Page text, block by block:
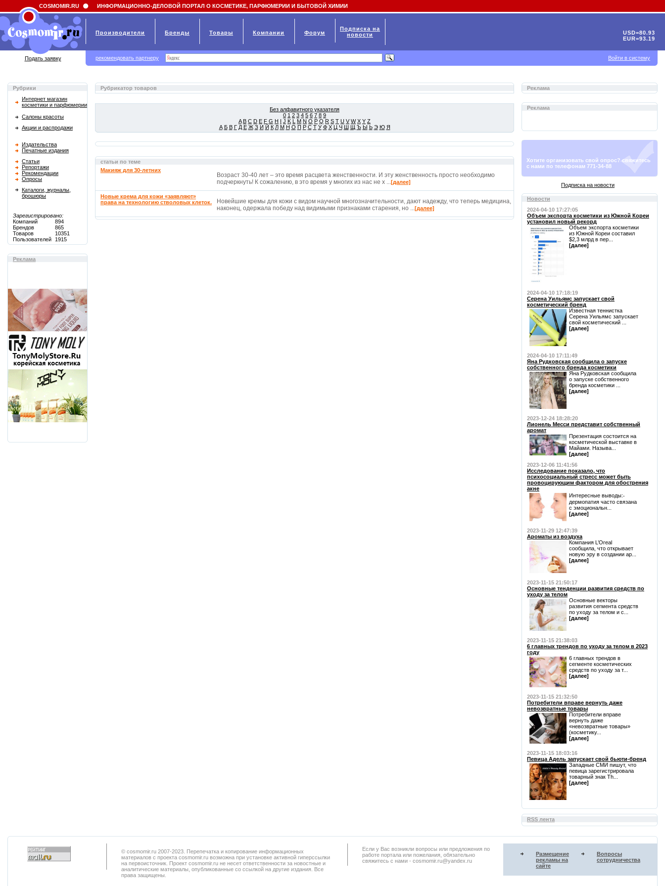
Field 'news_title' doesn't have a default value
Рубрики
Интернет магазин
косметики и парфюмерии
Салоны красоты
Акции и распродажи
Издательства
Печатные издания
Статьи
Репортажи
Рекомендации
Опросы
Каталоги, журналы,
брошюры
Зарегистрировано:
Компаний
894
Брендов
865
Товаров
10351
Пользователей
1915
Реклама
Рубрикатор товаров
Без алфавитного указателя
0 1 2 3 4 5 6 7 8 9
A B C D E F G H I J K L M N O P Q R S T U V W X Y Z
А Б В Г Д Е Ж З И Й К Л М Н О П Р С Т У Ф Х Ц Ч Ш Щ Ъ Ы Ь Э Ю Я
статьи по теме
Макияж для 30-летних
Возраст 30-40 лет – это время расцвета женственности. И эту женственность просто необходимо
подчеркнуть! К сожалению, в это время у многих из нас не х ...[далее]
Новые крема для кожи «заявляют»
права на технологию стволовых клеток.
Новейшие кремы для кожи с видом научной многозначительности, дают надежду, что теперь медицина,
наконец, одержала победу над видимыми признаками старения, но ...[далее]
Реклама
Реклама
Хотите организовать свой опрос? свяжитесь
с нами по телефонам 771-34-88
Подписка на новости
Новости
2024-04-10 17:27:05
Объем экспорта косметики из Южной Кореи
установил новый рекорд
Объем экспорта косметики
из Южной Кореи составил
$2,3 млрд в пер...
[далее]
2024-04-10 17:18:19
Серена Уильямс запускает свой
косметический бренд
Известная теннистка
Серена Уильямс запускает
свой косметический ...
[далее]
2024-04-10 17:11:49
Яна Рудковская сообщила о запуске
собственного бренда косметики
Яна Рудковская сообщила
о запуске собственного
бренда косметики ...
[далее]
2023-12-24 18:28:20
Лионель Месси представит собственный
аромат
Презентация состоится на
косметической выставке в
Майами. Называ...
[далее]
2023-12-06 11:41:56
Исследование показало, что
психосоциальный стресс может быть
провоцирующим фактором для обострения
акне
Интересные выводы:⁃
дермопатия часто связана
с эмоциональн...
[далее]
2023-11-29 12:47:39
Ароматы из воздуха
Компания L’Oreal
сообщила, что открывает
новую эру в создании ар...
[далее]
2023-11-15 21:50:17
Основные тенденции развития средств по
уходу за телом
Основные векторы
развития сегмента средств
по уходу за телом и с...
[далее]
2023-11-15 21:38:03
6 главных трендов по уходу за телом в 2023
году
6 главных трендов в
сегменте косметических
средств по уходу за т...
[далее]
2023-11-15 21:32:50
Потребители вправе вернуть даже
невозвратные товары
Потребители вправе
вернуть даже
«невозвратные товары»
(косметику...
[далее]
2023-11-15 18:03:16
Певица Адель запускает свой бьюти-бренд
Западные СМИ пишут, что
певица зарегистрировала
товарный знак Th...
[далее]
RSS лента
© cosmomir.ru 2007-2023. Перепечатка и копирование информационных
материалов с проекта cosmomir.ru возможна при установке активной гиперссылки
на первоисточник. Проект cosmomir.ru не несет ответственности за новостные и
аналитические материалы, опубликованные со ссылкой на другие издания. Все
права защищены.
Если у Вас возникли вопросы или предложения по
работe портала или пожелания, обязательно
свяжитесь с нами - cosmomir.ru@yandex.ru
Размещение
рекламы на
сайте
Вопросы
сотрудничества
COSMOMIR.RU ИНФОРМАЦИОННО-ДЕЛОВОЙ ПОРТАЛ О КОСМЕТИКЕ, ПАРФЮМЕРИИ И БЫТОВОЙ ХИМИИ
Производители Бренды Товары Компании Форум
Подписка на
новости
USD=80.93
EUR=93.19
Подать заявку рекомендовать партнеру Войти в систему